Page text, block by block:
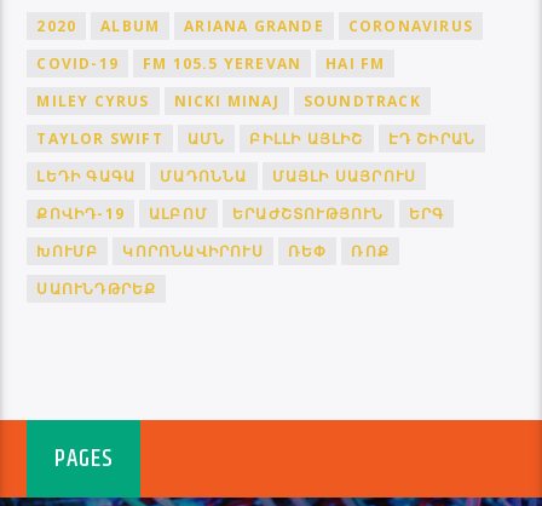
2020 ALBUM ARIANA GRANDE
CORONAVIRUS
COVID-19
FM 105.5 YEREVAN
HAI FM
MILEY CYRUS
NICKI MINAJ
SOUNDTRACK
TAYLOR SWIFT
ԱՄՆ ԲԻԼԼԻ ԱՅԼԻՇ
ԷԴ ՇԻՐԱՆ
ԼԵԴԻ ԳԱԳԱ
ՄԱԴՈՆՆԱ
ՄԱՅԼԻ ՍԱՅՐՈՒՍ
ՔՈՎԻԴ-19
ԱԼԲՈՄ ԵՐԱԺՇՏՈՒԹՅՈՒՆ
ԵՐԳ
ԽՈՒՄԲ
ԿՈՐՈՆԱՎԻՐՈՒՍ ՌԵՓ
ՌՈՔ
ՍԱՈՒՆԴԹՐԵՔ
PAGES